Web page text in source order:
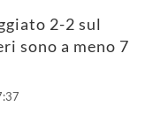
2-2 sul
sono a meno 7